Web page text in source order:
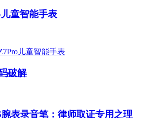
童智能手表
破解
表录音笔：律师取证专用之理